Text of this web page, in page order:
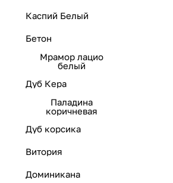
Каспий Белый
Бетон
Мрамор лацио
белый
Дуб Кера
Паладина
коричневая
Дуб корсика
Витория
Доминикана